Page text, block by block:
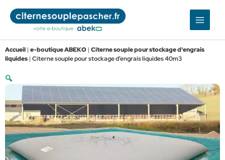
contenu
Accueil | e-boutique ABEKO | Citerne souple pour stockage d'engrais
liquides | Citerne souple pour stockage d’engrais liquides 40m3
🔍